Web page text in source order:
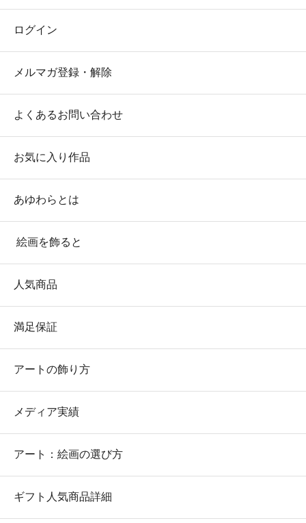
ログイン
メルマガ登録・解除
よくあるお問い合わせ
お気に入り作品
あゆわらとは
絵画を飾ると
人気商品
満足保証
アートの飾り方
メディア実績
アート：絵画の選び方
ギフト人気商品詳細